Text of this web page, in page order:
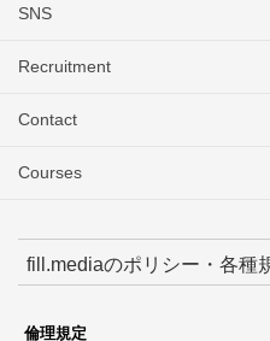
SNS
Recruitment
Contact
Courses
fill.mediaのポリシー・各種
倫理規定